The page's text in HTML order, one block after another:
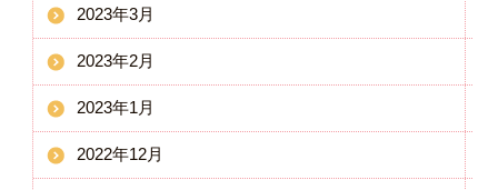
2023年3月
2023年2月
2023年1月
2022年12月